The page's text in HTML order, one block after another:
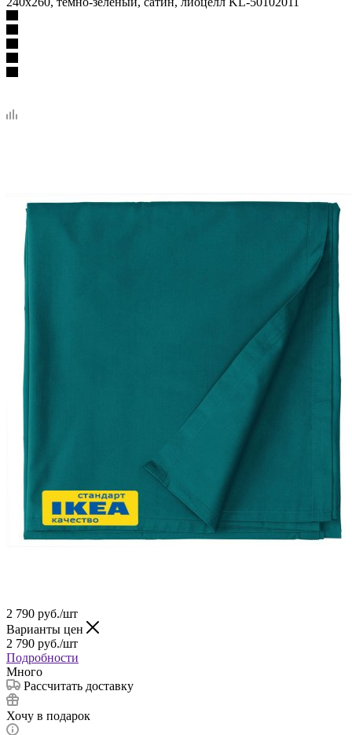
2 790 руб./шт
Варианты цен
2 790 руб./шт
Подробности
Много
Рассчитать доставку
Хочу в подарок